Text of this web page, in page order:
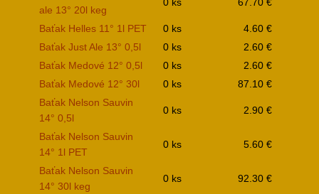
ale 13° 20l keg
Baťak Helles 11° 1l PET 0 ks
4.60 €
Baťak Just Ale 13° 0,5l
0 ks
2.60 €
Baťak Medové 12° 0,5l
0 ks
2.60 €
Baťak Medové 12° 30l
0 ks
87.10 €
Baťak Nelson Sauvin
14° 0,5l
0 ks 2.90 €
Baťak Nelson Sauvin
14° 1l PET
0 ks 5.60 €
Baťak Nelson Sauvin
14° 30l keg
0 ks 92.30 €